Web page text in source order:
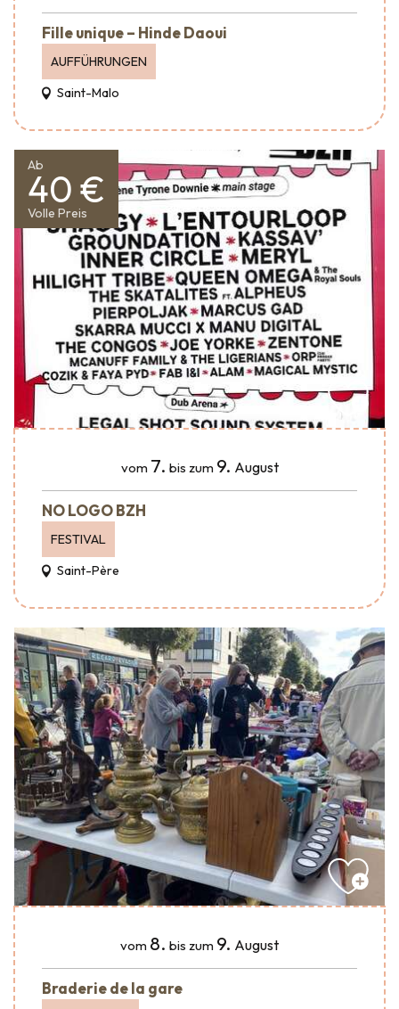
Fille unique – Hinde Daoui
AUFFÜHRUNGEN
Saint-Malo
Ab
40 €
Volle Preis
vom 7. bis zum 9. August
NO LOGO BZH
FESTIVAL
Saint-Père
vom 8. bis zum 9. August
Braderie de la gare